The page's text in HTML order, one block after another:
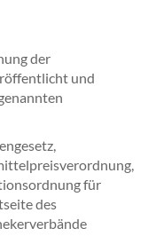
der
und
für
des